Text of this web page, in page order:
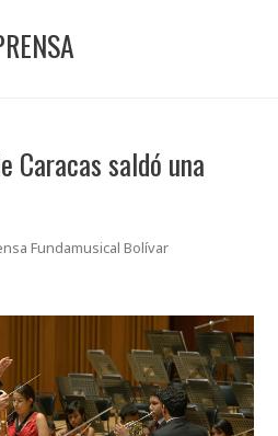
Caracas saldó una
Fundamusical Bolívar